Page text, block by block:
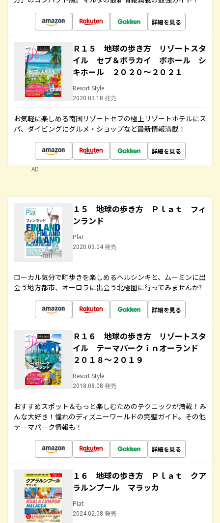
詳細を見る
Ｒ１５ 地球の歩き方 リゾートスタ
イル セブ＆ボラカイ ボホール シ
キホール ２０２０～２０２１
Resort Style
2020.03.18 発売
お気軽に楽しめる南国リゾートセブの極上リゾートホテルにス
パ、ダイビングにグルメ・ショップなど最新情報満載！
詳細を見る
AD
１５ 地球の歩き方 Ｐｌａｔ フィ
ンランド
Plat
2020.03.04 発売
ローカル気分で町歩きを楽しめるヘルシンキと、ムーミンに出
会う地方都市、オーロラに出会う北極圏に行ってみませんか?
詳細を見る
Ｒ１６ 地球の歩き方 リゾートスタ
イル テーマパークｉｎオーランド
２０１８～２０１９
Resort Style
2018.08.08 発売
おすすめスポット＆もっと楽しむためのテクニックが満載！み
んな大好き！憧れのディズニーワールドの完璧ガイド。その他
テーマパーク情報も！
詳細を見る
１６ 地球の歩き方 Ｐｌａｔ クア
ラルンプール マラッカ
Plat
2024.02.08 発売